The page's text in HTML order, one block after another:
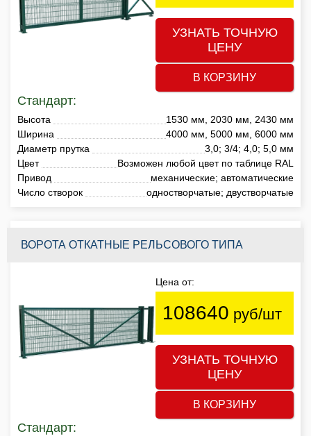
УЗНАТЬ ТОЧНУЮ
ЦЕНУ
В КОРЗИНУ
Стандарт:
Высота
1530 мм, 2030 мм, 2430 мм
Ширина
4000 мм, 5000 мм, 6000 мм
Диаметр прутка
3,0; 3/4; 4,0; 5,0 мм
Цвет
Возможен любой цвет по таблице RAL
Привод
механические; автоматические
Число створок
одностворчатые; двустворчатые
ВОРОТА ОТКАТНЫЕ РЕЛЬСОВОГО ТИПА
Цена от:
108640 руб/шт
УЗНАТЬ ТОЧНУЮ
ЦЕНУ
В КОРЗИНУ
Стандарт: